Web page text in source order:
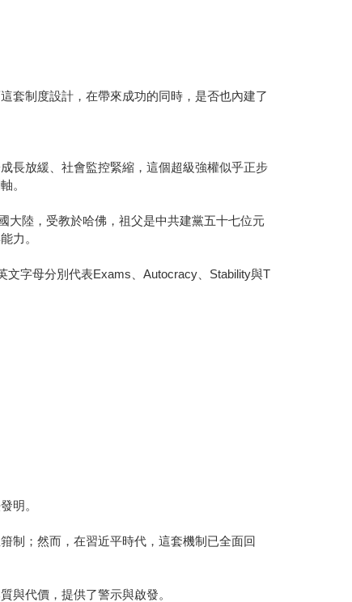
套制度設計，在帶來成功的同時，是否也內建了
長放緩、社會監控緊縮，這個超級強權似乎正步
。
大陸，受教於哈佛，祖父是中共建黨五十七位元
力。
字母分別代表Exams、Autocracy、Stability與T
明。
；然而，在習近平時代，這套機制已全面回
代價，提供了警示與啟發。